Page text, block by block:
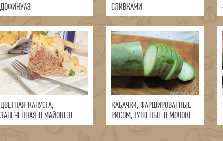
ДОФИНУАЗ
СЛИВКАМИ
ЦВЕТНАЯ КАПУСТА,
ЗАПЕЧЕННАЯ В МАЙОНЕЗЕ
КАБАЧКИ, ФАРШИРОВАННЫЕ
РИСОМ, ТУШЕНЫЕ В МОЛОКЕ